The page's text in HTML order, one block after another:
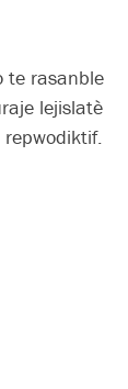
te rasanble
lejislatè